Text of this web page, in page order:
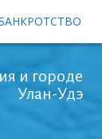
и городе
Улан-Удэ